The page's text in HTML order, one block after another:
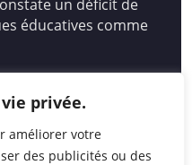
privée.
améliorer votre
des publicités ou des
un déficit de
éducatives comme
Sur Seine